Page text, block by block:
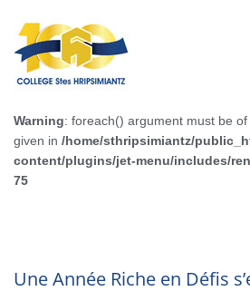
Warning: foreach() argument must be
given in /home/sthripsimiantz/
content/plugins/jet-menu/includes/
75
Une Année Riche en Défis